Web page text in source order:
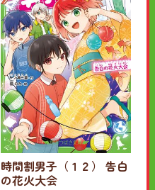
時間割男子（１２） 告白
の花火大会